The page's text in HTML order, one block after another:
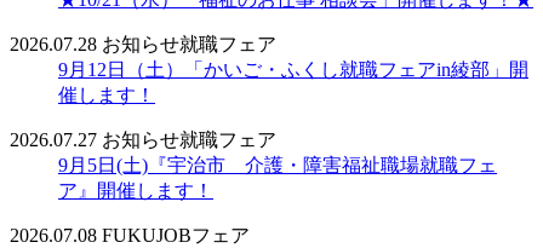
2026.07.28 お知らせ就職フェア
9月12日（土）「かいご・ふくし就職フェアin綾部」開
催します！
2026.07.27 お知らせ就職フェア
9月5日(土)『宇治市 介護・障害福祉職場就職フェ
ア』開催します！
2026.07.08 FUKUJOBフェア